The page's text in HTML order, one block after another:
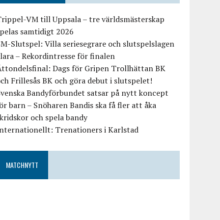
VM till Uppsala – tre världsmästerskap
samtidigt 2026
Slutspel: Villa seriesegrare och slutspelslagen
– Rekordintresse för finalen
Dags för Gripen Trollhättan BK
Frillesås BK och göra debut i slutspelet!
Bandyförbundet satsar på nytt koncept
barn – Snöharen Bandis ska få fler att åka
och spela bandy
Trenationers i Karlstad
MATCHNYTT